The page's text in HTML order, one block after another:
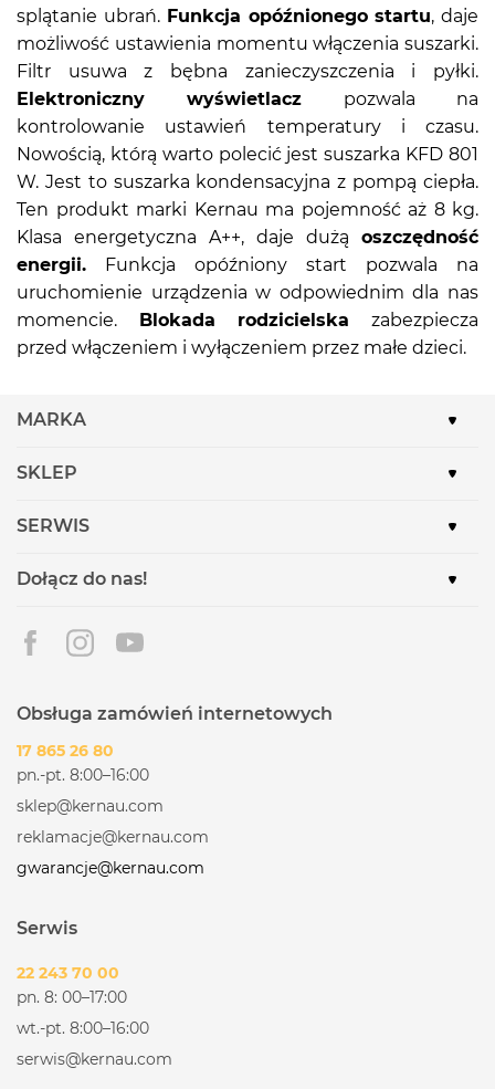
splątanie ubrań.Funkcja opóźnionego startu, daje
możliwość ustawienia momentu włączenia suszarki.
Filtr usuwa z bębna zanieczyszczenia i pyłki.
Elektroniczny wyświetlacz pozwala na
kontrolowanie ustawień temperatury i czasu.
Nowością, którą warto polecić jest suszarka KFD 801
W. Jest to suszarka kondensacyjna z pompą ciepła.
Ten produkt marki Kernau ma pojemność aż 8 kg.
Klasa energetyczna A++, daje dużą oszczędność
energii. Funkcja opóźniony start pozwala na
uruchomienie urządzenia w odpowiednim dla nas
momencie. Blokada rodzicielska zabezpiecza
przed włączeniem i wyłączeniem przez małe dzieci.
MARKA
SKLEP
SERWIS
Dołącz do nas!
Obsługa zamówień internetowych
17 865 26 80
pn.-pt. 8:00–16:00
sklep@kernau.com
reklamacje@kernau.com
gwarancje@kernau.com
Serwis
22 243 70 00
pn. 8: 00–17:00
wt.-pt. 8:00–16:00
serwis@kernau.com